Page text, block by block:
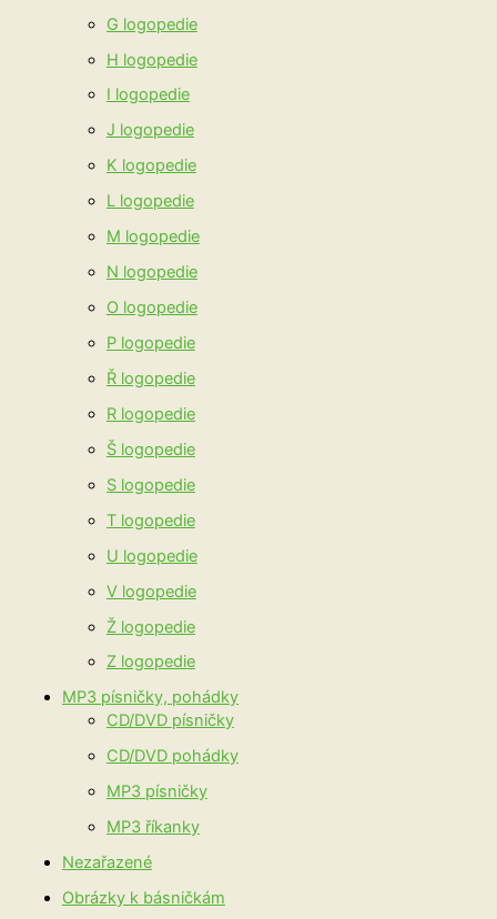
G logopedie
H logopedie
I logopedie
J logopedie
K logopedie
L logopedie
M logopedie
N logopedie
O logopedie
P logopedie
Ř logopedie
R logopedie
Š logopedie
S logopedie
T logopedie
U logopedie
V logopedie
Ž logopedie
Z logopedie
MP3 písničky, pohádky
CD/DVD písničky
CD/DVD pohádky
MP3 písničky
MP3 říkanky
Nezařazené
Obrázky k básničkám